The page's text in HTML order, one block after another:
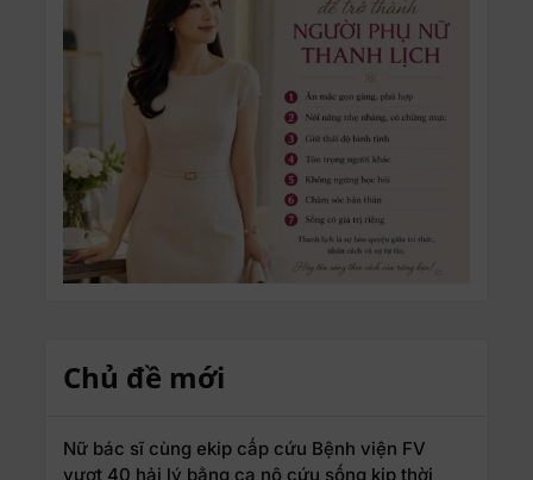
Chủ đề mới
Nữ bác sĩ cùng ekip cấp cứu Bệnh viện FV
vượt 40 hải lý bằng ca nô cứu sống kịp thời